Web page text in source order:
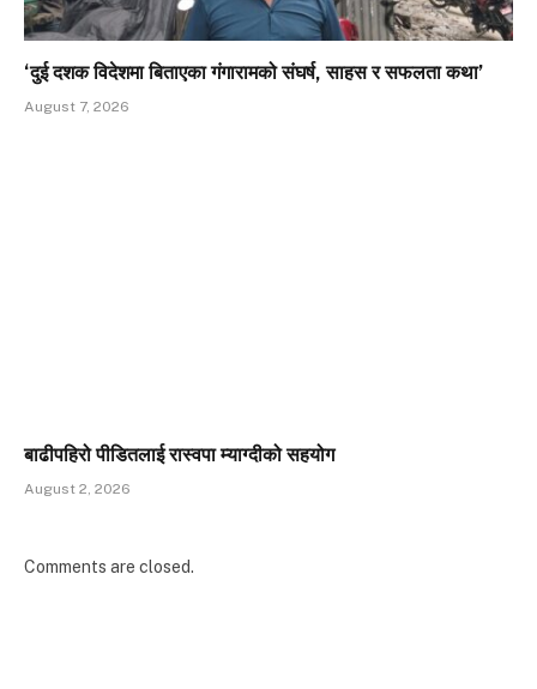
‘दुई दशक विदेशमा बिताएका गंगारामको संघर्ष, साहस र सफलता कथा’
August 7, 2026
बाढीपहिरो पीडितलाई रास्वपा म्याग्दीको सहयोग
August 2, 2026
Comments are closed.